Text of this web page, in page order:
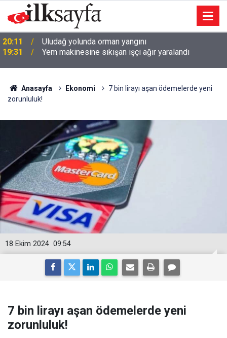
19:31 Yem makinesine sıkışan işçi ağır yaralandı
Anasayfa Ekonomi
7 bin lirayı aşan ödemelerde yeni
zorunluluk!
09:54
18 Ekim 2024
7 bin lirayı aşan ödemelerde yeni
zorunluluk!